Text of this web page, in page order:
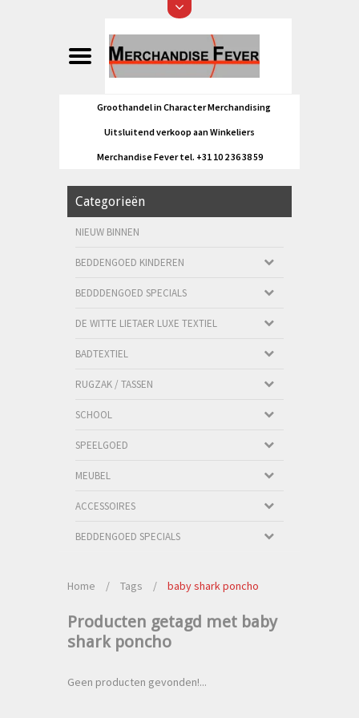
Groothandel in Character Merchandising
Uitsluitend verkoop aan Winkeliers
Merchandise Fever tel. +31 10 2 36 38 59
Categorieën
NIEUW BINNEN
BEDDENGOED KINDEREN
BEDDDENGOED SPECIALS
DE WITTE LIETAER LUXE TEXTIEL
BADTEXTIEL
RUGZAK / TASSEN
SCHOOL
SPEELGOED
MEUBEL
ACCESSOIRES
BEDDENGOED SPECIALS
Home / Tags / baby shark poncho
Producten getagd met baby
shark poncho
Geen producten gevonden!...